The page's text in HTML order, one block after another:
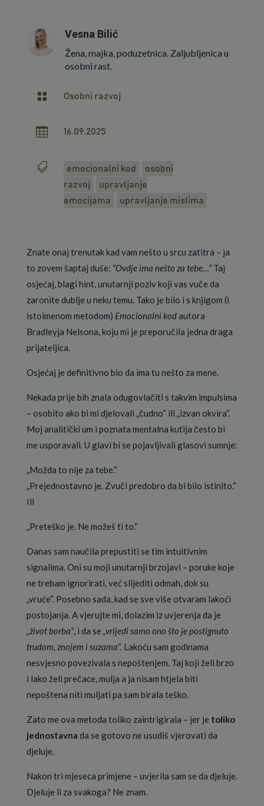
Vesna Bilić
Žena, majka, poduzetnica. Zaljubljenica u
osobni rast.
 Osobni razvoj
 16.09.2025
 emocionalni kod
osobni
razvoj
upravljanje
emocijama
upravljanje mislima
Znate onaj trenutak kad vam nešto u srcu zatitra – ja
to zovem šaptaj duše: “Ovdje ima nešto za tebe…”Taj
osjećaj, blagi hint, unutarnji poziv koji vas vuče da
zaronite dublje u neku temu. Tako je bilo i s knjigom (i
istoimenom metodom) Emocionalni kodautora
Bradleyja Nelsona, koju mi je preporučila jedna draga
prijateljica.
Osjećaj je definitivno bio da ima tu nešto za mene.
Nekada prije bih znala odugovlačiti s takvim impulsima
– osobito ako bi mi djelovali „čudno“ ili „izvan okvira“.
Moj analitički um i poznata mentalna kutija često bi
me usporavali. U glavi bi se pojavljivali glasovi sumnje:
„Možda to nije za tebe.“
„Prejednostavno je. Zvuči predobro da bi bilo istinito.“
Ili
„Preteško je. Ne možeš ti to.“
Danas sam naučila prepustiti se tim intuitivnim
signalima. Oni su moji unutarnji brzojavi – poruke koje
ne trebam ignorirati, već slijediti odmah, dok su
„vruće“. Posebno sada, kad se sve više otvaram lakoći
postojanja. A vjerujte mi, dolazim iz uvjerenja da je
„život borba“, i da se „vrijedi samo ono što je postignuto
trudom, znojem i suzama“. Lakoću sam godinama
nesvjesno povezivala s nepoštenjem. Taj koji želi brzo
i lako želi prečace, mulja a ja nisam htjela biti
nepoštena niti muljati pa sam birala teško.
Zato me ova metoda toliko zaintrigirala – jer je toliko
jednostavna da se gotovo ne usudiš vjerovati da
djeluje.
Nakon tri mjeseca primjene – uvjerila sam se da djeluje.
Djeluje li za svakoga? Ne znam.